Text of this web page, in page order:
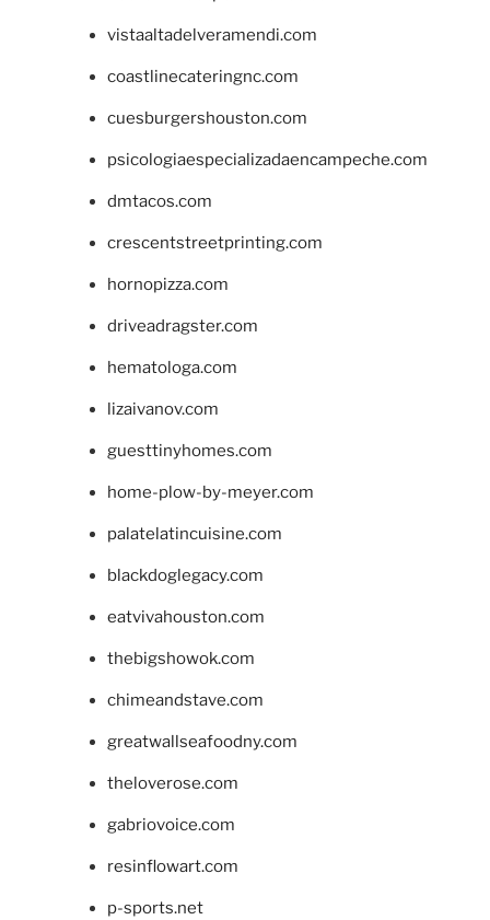
vistaaltadelveramendi.com
coastlinecateringnc.com
cuesburgershouston.com
psicologiaespecializadaencampeche.com
dmtacos.com
crescentstreetprinting.com
hornopizza.com
driveadragster.com
hematologa.com
lizaivanov.com
guesttinyhomes.com
home-plow-by-meyer.com
palatelatincuisine.com
blackdoglegacy.com
eatvivahouston.com
thebigshowok.com
chimeandstave.com
greatwallseafoodny.com
theloverose.com
gabriovoice.com
resinflowart.com
p-sports.net